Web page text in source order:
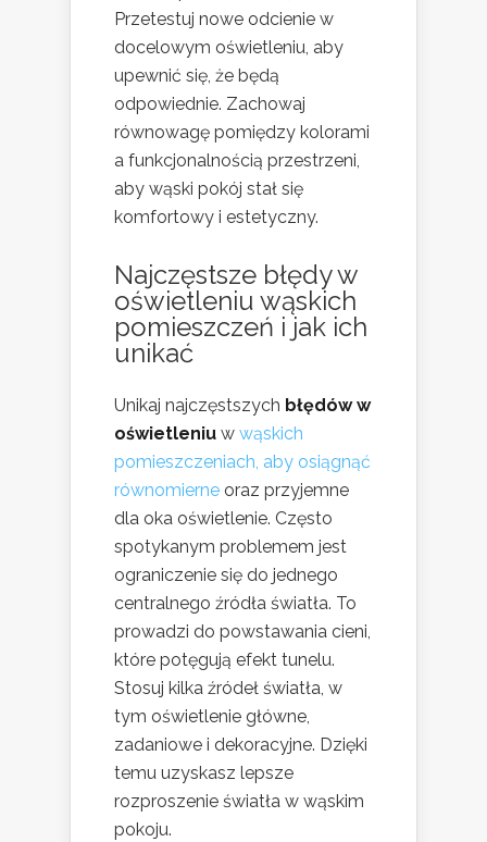
Przetestuj nowe odcienie w
docelowym oświetleniu, aby
upewnić się, że będą
odpowiednie. Zachowaj
równowagę pomiędzy kolorami
a funkcjonalnością przestrzeni,
aby wąski pokój stał się
komfortowy i estetyczny.
Najczęstsze błędy w
oświetleniu wąskich
pomieszczeń i jak ich
unikać
Unikaj najczęstszych błędów w
oświetleniu w wąskich
pomieszczeniach, aby osiągnąć
równomierne oraz przyjemne
dla oka oświetlenie. Często
spotykanym problemem jest
ograniczenie się do jednego
centralnego źródła światła. To
prowadzi do powstawania cieni,
które potęgują efekt tunelu.
Stosuj kilka źródeł światła, w
tym oświetlenie główne,
zadaniowe i dekoracyjne. Dzięki
temu uzyskasz lepsze
rozproszenie światła w wąskim
pokoju.